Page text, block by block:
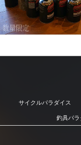
サイクルパラダイス
釣具パラ